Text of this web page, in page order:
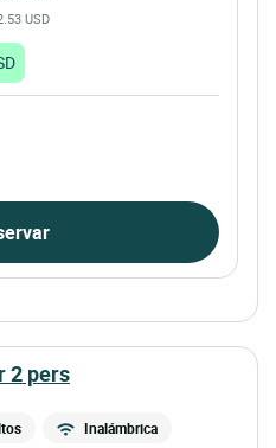
USD
2 pers
Inalámbrica